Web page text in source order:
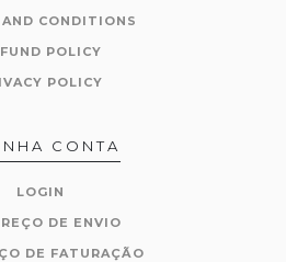
CONDITIONS
POLICY
POLICY
CONTA
LOGIN
DE ENVIO
DE FATURAÇÃO